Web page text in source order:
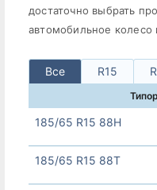
достаточно выбрать
автомобильное колесо
Все R15
185/65 R15 88H
185/65 R15 88T